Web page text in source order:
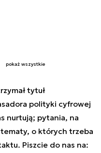
pokaż wszystkie
tytuł
polityki cyfrowej
nurtują; pytania, na
o których trzeba
Piszcie do nas na: